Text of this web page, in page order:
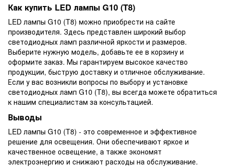
Как купить LED лампы G10 (T8)
LED лампы G10 (T8) можно приобрести на сайте
производителя. Здесь представлен широкий выбор
светодиодных ламп различной яркости и размеров.
Выберите нужную модель, добавьте ее в корзину и
оформите заказ. Мы гарантируем высокое качество
продукции, быструю доставку и отличное обслуживание.
Если у вас возникли вопросы по выбору и установке
светодиодных ламп G10 (T8), вы всегда можете обратиться
к нашим специалистам за консультацией.
Выводы
LED лампы G10 (T8) - это современное и эффективное
решение для освещения. Они обеспечивают яркое и
качественное освещение, а также экономят
электроэнергию и снижают расходы на обслуживание.